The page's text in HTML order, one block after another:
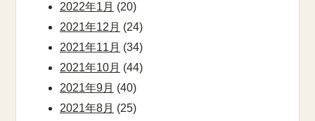
2022年1月 (20)
2021年12月 (24)
2021年11月 (34)
2021年10月 (44)
2021年9月 (40)
2021年8月 (25)